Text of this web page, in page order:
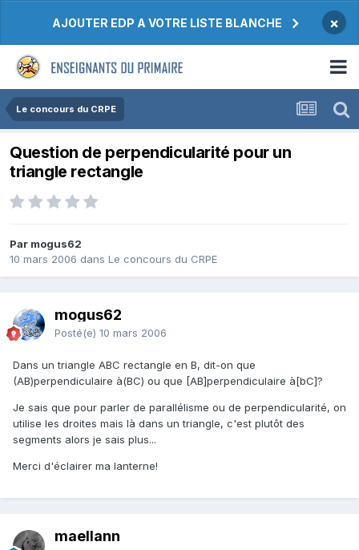
AJOUTER EDP A VOTRE LISTE BLANCHE ×
Le concours du CRPE
Question de perpendicularité pour un
triangle rectangle
Par mogus62
10 mars 2006 dans Le concours du CRPE
mogus62
Posté(e) 10 mars 2006
Dans un triangle ABC rectangle en B, dit-on que
(AB)perpendiculaire à(BC) ou que [AB]perpendiculaire à[bC]?
Je sais que pour parler de parallélisme ou de perpendicularité, on
utilise les droites mais là dans un triangle, c'est plutôt des
segments alors je sais plus...
Merci d'éclairer ma lanterne!
maellann